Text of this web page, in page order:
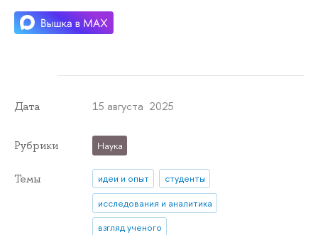
Дата 15 августа 2025
Рубрики Наука
Темы идеи и опыт
студенты
исследования и аналитика
взгляд ученого